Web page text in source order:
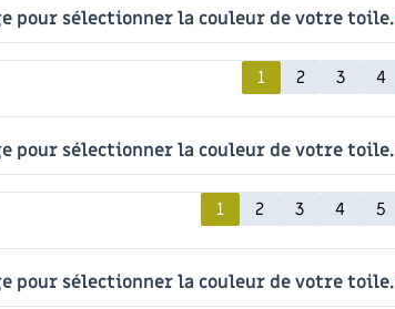
pour sélectionner la couleur de votre toile.
1 2 3 4
pour sélectionner la couleur de votre toile.
1 2 3 4 5
pour sélectionner la couleur de votre toile.